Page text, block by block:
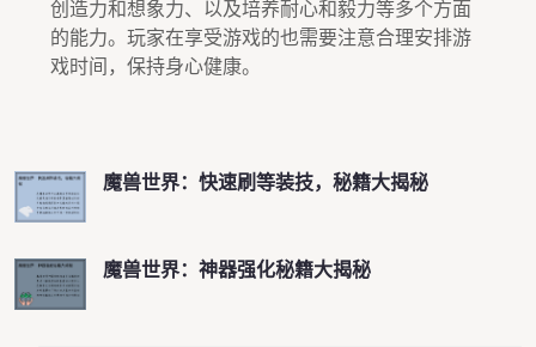
创造力和想象力、以及培养耐心和毅力等多个方面
的能力。玩家在享受游戏的也需要注意合理安排游
戏时间，保持身心健康。
魔兽世界：快速刷等装技，秘籍大揭秘
魔兽世界：神器强化秘籍大揭秘